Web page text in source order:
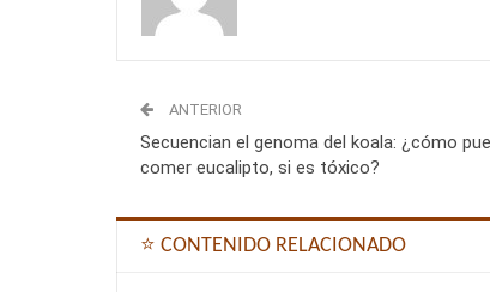
ANTERIOR
Secuencian el genoma del koala: ¿cómo
comer eucalipto, si es tóxico?
⭐ CONTENIDO RELACIONADO